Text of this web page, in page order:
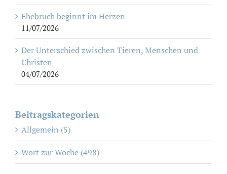
Ehebruch beginnt im Herzen
11/07/2026
Der Unterschied zwischen Tieren, Menschen und
Christen
04/07/2026
Beitragskategorien
Allgemein (5)
Wort zur Woche (498)